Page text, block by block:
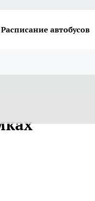
Расписание автобусов